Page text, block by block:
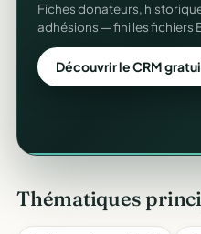
Générés et envoyés à vos
conformes au modèle officiel
Automatiser mes reçus
Fiches donateurs,
adhésions — fini les fichiers
Découvrir le CRM
Thématiques